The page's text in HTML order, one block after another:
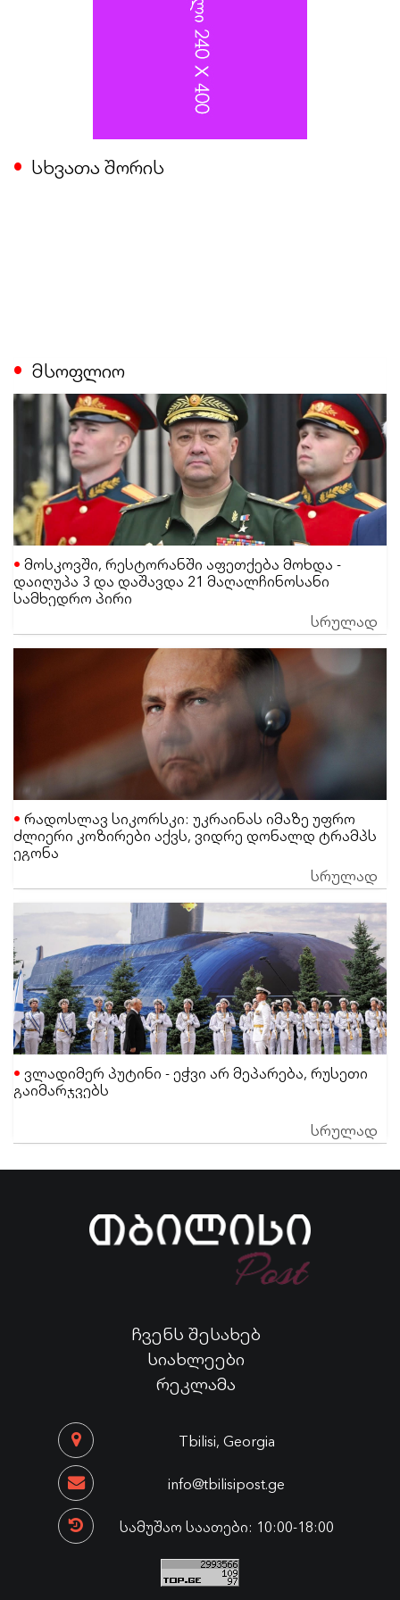
სხვათა შორის
მსოფლიო
მოსკოვში, რესტორანში აფეთქება მოხდა -
დაიღუპა 3 და დაშავდა 21 მაღალჩინოსანი
სამხედრო პირი
სრულად
რადოსლავ სიკორსკი: უკრაინას იმაზე უფრო
ძლიერი კოზირები აქვს, ვიდრე დონალდ ტრამპს
ეგონა
სრულად
ვლადიმერ პუტინი - ეჭვი არ მეპარება, რუსეთი
გაიმარჯვებს
სრულად
ჩვენს შესახებ
სიახლეები
რეკლამა
Tbilisi, Georgia
info@tbilisipost.ge
სამუშაო საათები: 10:00-18:00